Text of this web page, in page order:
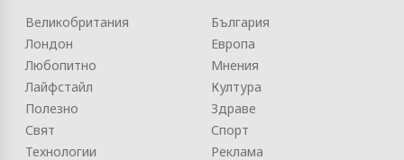
Великобритания
Лондон
Любопитно
Лайфстайл
Полезно
Свят
Технологии
България
Европа
Мнения
Култура
Здраве
Спорт
Реклама